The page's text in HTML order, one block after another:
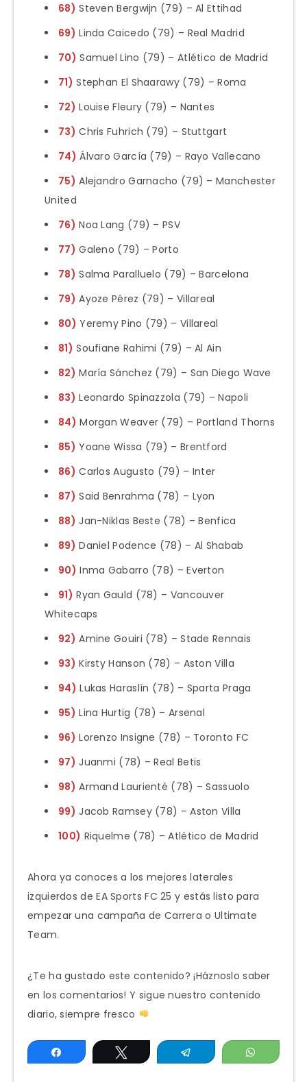
68) Steven Bergwijn (79) – Al Ettihad
69) Linda Caicedo (79) – Real Madrid
70) Samuel Lino (79) – Atlético de Madrid
71) Stephan El Shaarawy (79) – Roma
72) Louise Fleury (79) – Nantes
73) Chris Fuhrich (79) – Stuttgart
74) Álvaro García (79) – Rayo Vallecano
75) Alejandro Garnacho (79) – Manchester
United
76) Noa Lang (79) – PSV
77) Galeno (79) – Porto
78) Salma Paralluelo (79) – Barcelona
79) Ayoze Pérez (79) – Villareal
80) Yeremy Pino (79) – Villareal
81) Soufiane Rahimi (79) – Al Ain
82) María Sánchez (79) – San Diego Wave
83) Leonardo Spinazzola (79) – Napoli
84) Morgan Weaver (79) – Portland Thorns
85) Yoane Wissa (79) – Brentford
86) Carlos Augusto (79) – Inter
87) Said Benrahma (78) – Lyon
88) Jan-Niklas Beste (78) – Benfica
89) Daniel Podence (78) – Al Shabab
90) Inma Gabarro (78) – Everton
91) Ryan Gauld (78) – Vancouver
Whitecaps
92) Amine Gouiri (78) – Stade Rennais
93) Kirsty Hanson (78) – Aston Villa
94) Lukas Haraslín (78) – Sparta Praga
95) Lina Hurtig (78) – Arsenal
96) Lorenzo Insigne (78) – Toronto FC
97) Juanmi (78) – Real Betis
98) Armand Laurienté (78) – Sassuolo
99) Jacob Ramsey (78) – Aston Villa
100) Riquelme (78) – Atlético de Madrid
Ahora ya conoces a los mejores laterales
izquierdos de EA Sports FC 25 y estás listo para
empezar una campaña de Carrera o Ultimate
Team.
¿Te ha gustado este contenido? ¡Háznoslo saber
en los comentarios! Y sigue nuestro contenido
diario, siempre fresco
Compartir Twittear Telegram